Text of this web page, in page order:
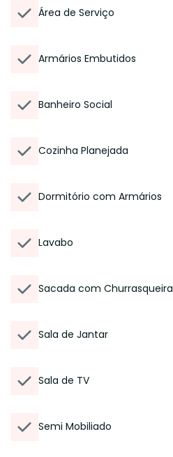
Área de Serviço
Armários Embutidos
Banheiro Social
Cozinha Planejada
Dormitório com Armários
Lavabo
Sacada com Churrasqueira
Sala de Jantar
Sala de TV
Semi Mobiliado